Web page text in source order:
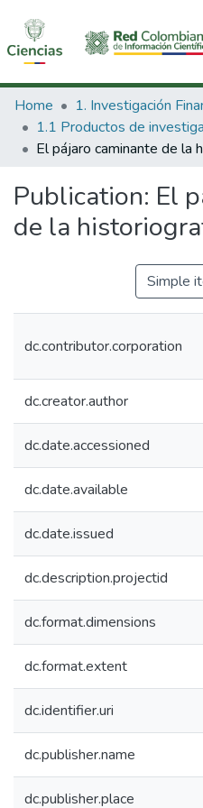
Communities & Collections
All of DSpace
Home
Publication: El
de la
Simple
dc.contributor.corporation
dc.creator.author
dc.date.accessioned
dc.date.available
dc.date.issued
dc.description.projectid
dc.format.dimensions
dc.format.extent
dc.identifier.uri
dc.publisher.name
dc.publisher.place